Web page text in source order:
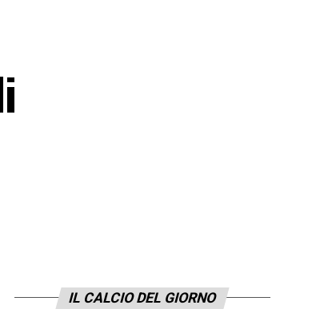
IL CALCIO DEL GIORNO